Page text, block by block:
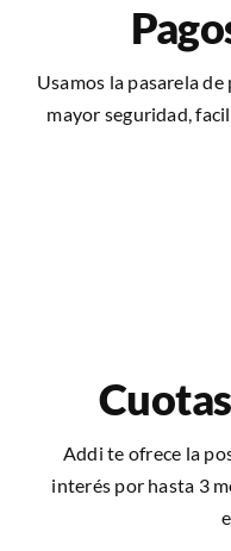
Usamos la pasarela
mayor seguridad,
Addi te ofrece la
interés por hasta 3